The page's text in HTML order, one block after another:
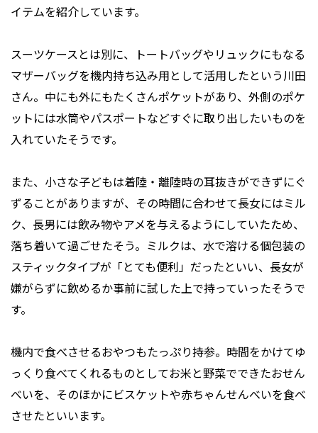
イテムを紹介しています。
スーツケースとは別に、トートバッグやリュックにもなる
マザーバッグを機内持ち込み用として活用したという川田
さん。中にも外にもたくさんポケットがあり、外側のポケ
ットには水筒やパスポートなどすぐに取り出したいものを
入れていたそうです。
また、小さな子どもは着陸・離陸時の耳抜きができずにぐ
ずることがありますが、その時間に合わせて長女にはミル
ク、長男には飲み物やアメを与えるようにしていたため、
落ち着いて過ごせたそう。ミルクは、水で溶ける個包装の
スティックタイプが「とても便利」だったといい、長女が
嫌がらずに飲めるか事前に試した上で持っていったそうで
す。
機内で食べさせるおやつもたっぷり持参。時間をかけてゆ
っくり食べてくれるものとしてお米と野菜でできたおせん
べいを、そのほかにビスケットや赤ちゃんせんべいを食べ
させたといいます。